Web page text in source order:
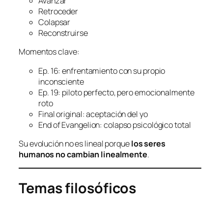
Retroceder
Colapsar
Reconstruirse
Momentos clave:
Ep. 16: enfrentamiento con su propio
inconsciente
Ep. 19: piloto perfecto, pero emocionalmente
roto
Final original: aceptación del yo
End of Evangelion: colapso psicológico total
Su evolución no es lineal porquelos seres
humanos no cambian linealmente.
Temas filosóficos